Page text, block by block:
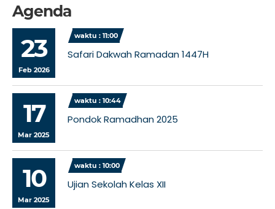
Agenda
23
Feb 2026
waktu : 11:00
Safari Dakwah Ramadan 1447H
17
Mar 2025
waktu : 10:44
Pondok Ramadhan 2025
10
Mar 2025
waktu : 10:00
Ujian Sekolah Kelas XII